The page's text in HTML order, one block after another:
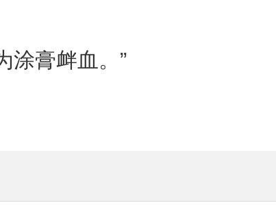
涂膏衅血。”